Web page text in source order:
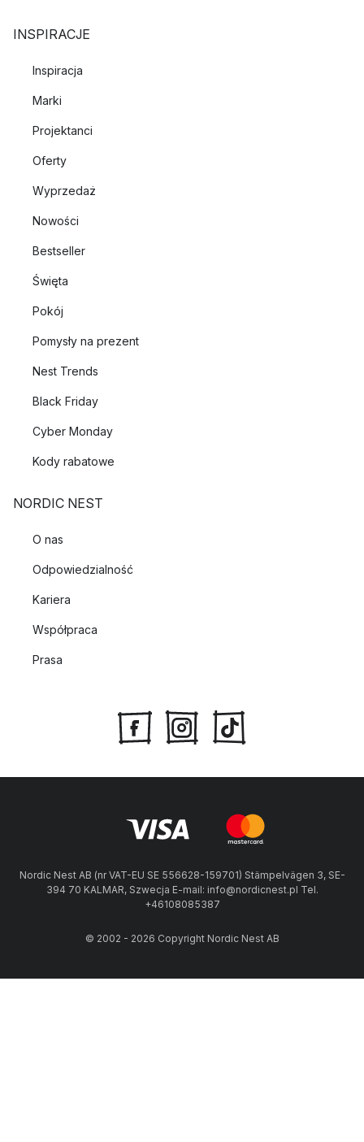
INSPIRACJE
Inspiracja
Marki
Projektanci
Oferty
Wyprzedaż
Nowości
Bestseller
Święta
Pokój
Pomysły na prezent
Nest Trends
Black Friday
Cyber Monday
Kody rabatowe
NORDIC NEST
O nas
Odpowiedzialność
Kariera
Współpraca
Prasa
Nordic Nest AB (nr VAT-EU SE 556628-159701) Stämpelvägen 3, SE-
394 70 KALMAR, Szwecja E-mail: info@nordicnest.pl Tel.
+46108085387
© 2002 - 2026 Copyright Nordic Nest AB